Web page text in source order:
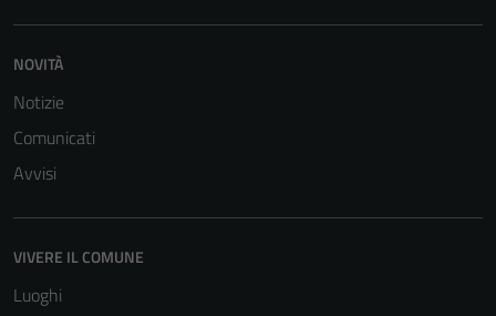
NOVITÀ
Notizie
Comunicati
Avvisi
VIVERE IL COMUNE
Luoghi